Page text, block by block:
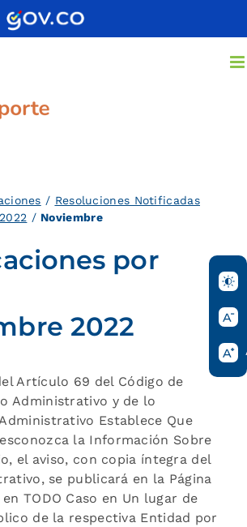
/ Resoluciones Notificadas
/ Noviembre
por
2022
Artículo 69 del Código de
Administrativo y de lo
Establece Que
la Información Sobre
el aviso, con copia íntegra del
se publicará en la Página
TODO Caso en Un lugar de
de la respectiva Entidad por